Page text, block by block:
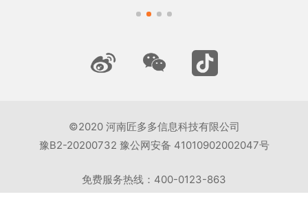
©2020 河南匠多多信息科技有限公司
豫B2-20200732 豫公网安备 41010902002047号
免费服务热线：400-0123-863